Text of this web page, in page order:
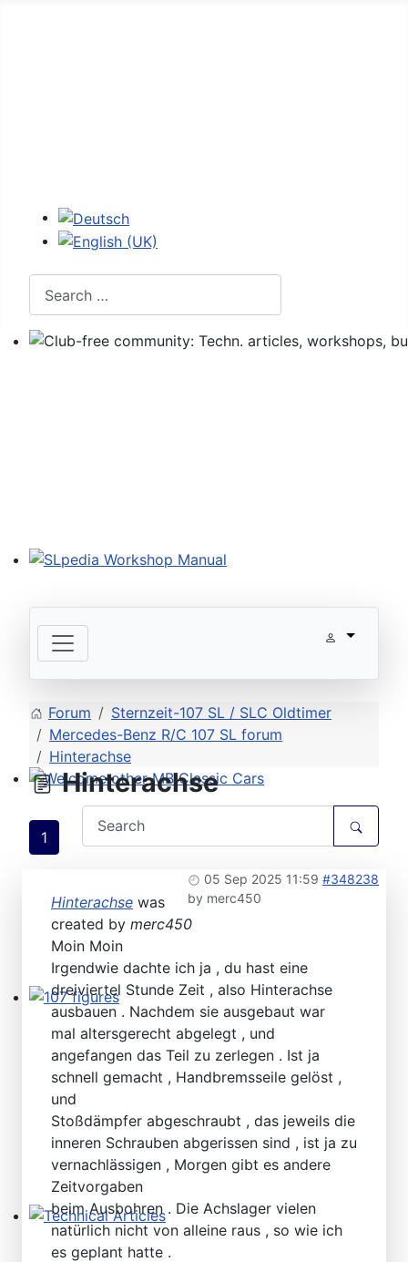
Select your language
107 figures
Technical Articles
Forum
Sternzeit-107 SL / SLC Oldtimer
Mercedes-Benz R/C 107 SL forum
Hinterachse
Hinterachse
1
05 Sep 2025 11:59 #348238
by merc450
Hinterachse was
created by merc450
Moin Moin
Irgendwie dachte ich ja , du hast eine
dreiviertel Stunde Zeit , also Hinterachse
ausbauen . Nachdem sie ausgebaut war
mal altersgerecht abgelegt , und
angefangen das Teil zu zerlegen . Ist ja
schnell gemacht , Handbremsseile gelöst ,
und
Stoßdämpfer abgeschraubt , das jeweils die
inneren Schrauben abgerissen sind , ist ja zu
vernachlässigen , Morgen gibt es andere
Zeitvorgaben
beim Ausbohren . Die Achslager vielen
natürlich nicht von alleine raus , so wie ich
es geplant hatte .